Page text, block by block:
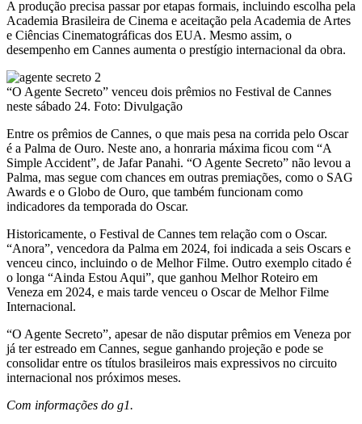
A produção precisa passar por etapas formais, incluindo escolha pela
Academia Brasileira de Cinema e aceitação pela Academia de Artes
e Ciências Cinematográficas dos EUA. Mesmo assim, o
desempenho em Cannes aumenta o prestígio internacional da obra.
“O Agente Secreto” venceu dois prêmios no Festival de Cannes
neste sábado 24. Foto: Divulgação
Entre os prêmios de Cannes, o que mais pesa na corrida pelo Oscar
é a Palma de Ouro. Neste ano, a honraria máxima ficou com “A
Simple Accident”, de Jafar Panahi. “O Agente Secreto” não levou a
Palma, mas segue com chances em outras premiações, como o SAG
Awards e o Globo de Ouro, que também funcionam como
indicadores da temporada do Oscar.
Historicamente, o Festival de Cannes tem relação com o Oscar.
“Anora”, vencedora da Palma em 2024, foi indicada a seis Oscars e
venceu cinco, incluindo o de Melhor Filme. Outro exemplo citado é
o longa “Ainda Estou Aqui”, que ganhou Melhor Roteiro em
Veneza em 2024, e mais tarde venceu o Oscar de Melhor Filme
Internacional.
“O Agente Secreto”, apesar de não disputar prêmios em Veneza por
já ter estreado em Cannes, segue ganhando projeção e pode se
consolidar entre os títulos brasileiros mais expressivos no circuito
internacional nos próximos meses.
Com informações do g1.